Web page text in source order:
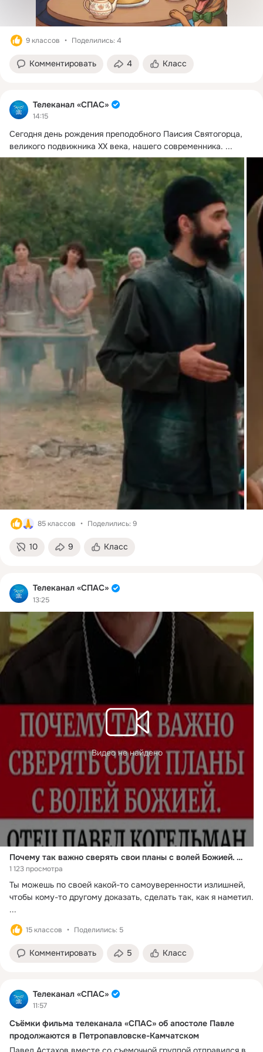
9 классов Поделились: 4
Комментировать 4 Класс
Телеканал «СПАС»
14:15
Сегодня день рождения преподобного Паисия Святогорца,
великого подвижника XX века, нашего современника. ...
85 классов Поделились: 9
10 9 Класс
Телеканал «СПАС»
13:25
Видео не найдено
Почему так важно сверять свои планы с волей Божией. Отец Павел Когельман
1 123 просмотра
Ты можешь по своей какой-то самоуверенности излишней,
чтобы кому-то другому доказать, сделать так, как я наметил.
...
15 классов Поделились: 5
Комментировать 5 Класс
Телеканал «СПАС»
11:57
Съёмки фильма телеканала «СПАС» об апостоле Павле
продолжаются в Петропавловске-Камчатском